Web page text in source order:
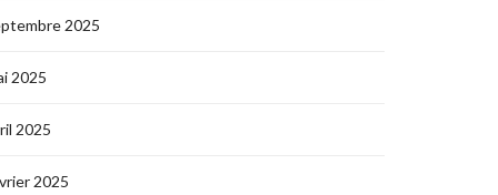
2025
2025
2025
2025